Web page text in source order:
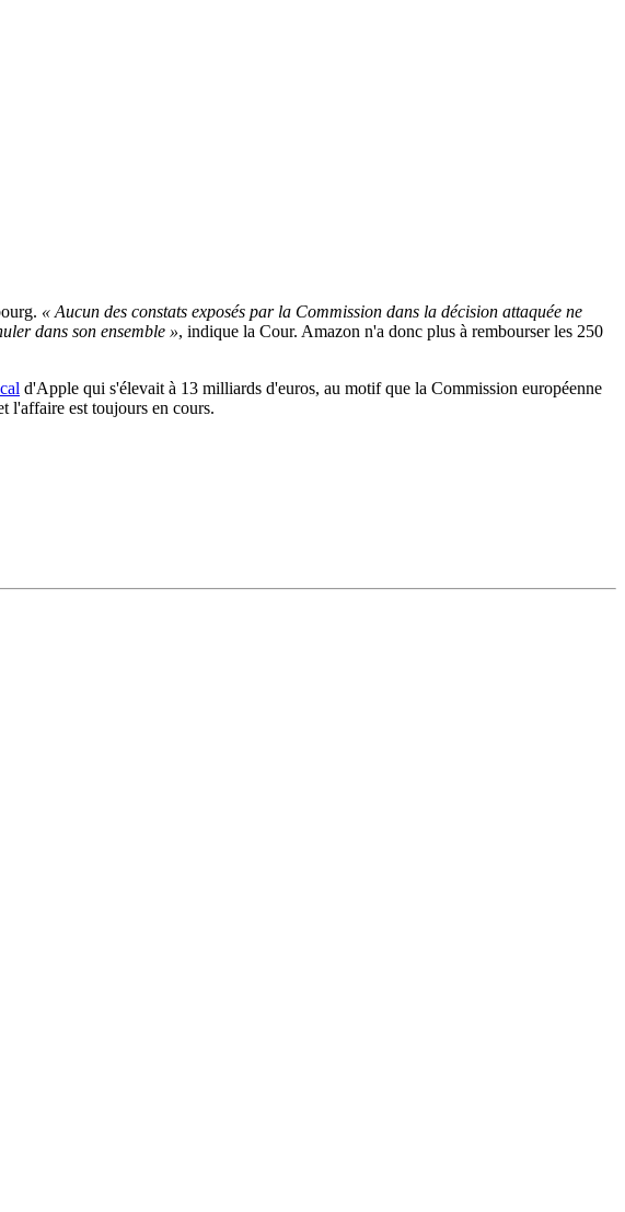
« Aucun des constats exposés par la Commission dans la décision attaquée ne
dans son ensemble », indique la Cour. Amazon n'a donc plus à rembourser les 250
d'Apple qui s'élevait à 13 milliards d'euros, au motif que la Commission européenne
l'affaire est toujours en cours.